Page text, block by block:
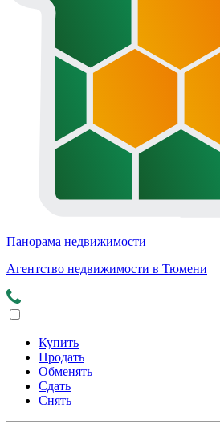
Панорама недвижимости
Агентство недвижимости в Тюмени
Купить
Продать
Обменять
Сдать
Снять